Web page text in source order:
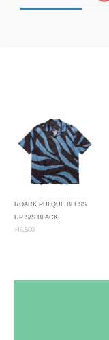
ROARK PULQUE BLESS
UP S/S BLACK
¥16,500